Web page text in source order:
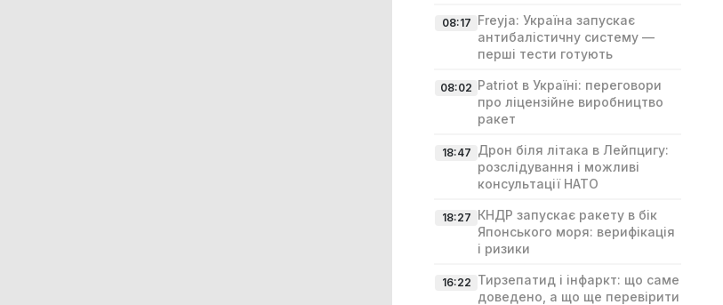
08:17 Freyja: Україна запускає
антибалістичну систему —
перші тести готують
08:02 Patriot в Україні: переговори
про ліцензійне виробництво
ракет
18:47 Дрон біля літака в Лейпцигу:
розслідування і можливі
консультації НАТО
18:27 КНДР запускає ракету в бік
Японського моря: верифікація
і ризики
16:22 Тирзепатид і інфаркт: що саме
доведено, а що ще перевірити